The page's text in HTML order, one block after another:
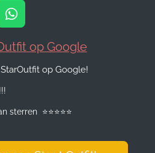
W
a
s
p
op Google
op Google!
sterren ⭐️⭐️⭐️⭐️⭐️